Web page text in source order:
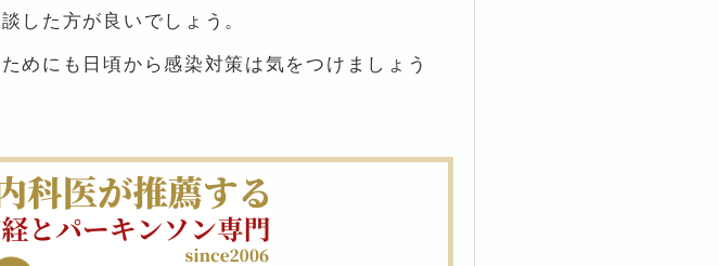
した方が良いでしょう。
めにも日頃から感染対策は気をつけましょう